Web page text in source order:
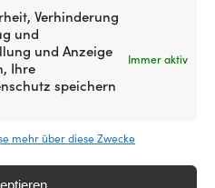
Verhinderung
und
und Anzeige
Ihre
speichern
Immer aktiv
mehr über diese Zwecke
18,30
MwSt. inkl.
3 VORRÄTIG